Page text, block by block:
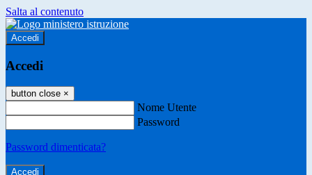
Salta al contenuto
Accedi
Accedi
button close ×
Nome Utente
Password
Password dimenticata?